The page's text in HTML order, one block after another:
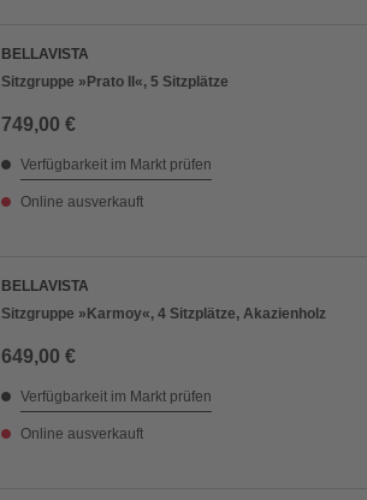
BELLAVISTA
Sitzgruppe »Prato II«, 5 Sitzplätze
749,00 €
Verfügbarkeit im Markt prüfen
Online ausverkauft
BELLAVISTA
Sitzgruppe »Karmoy«, 4 Sitzplätze, Akazienholz
649,00 €
Verfügbarkeit im Markt prüfen
Online ausverkauft